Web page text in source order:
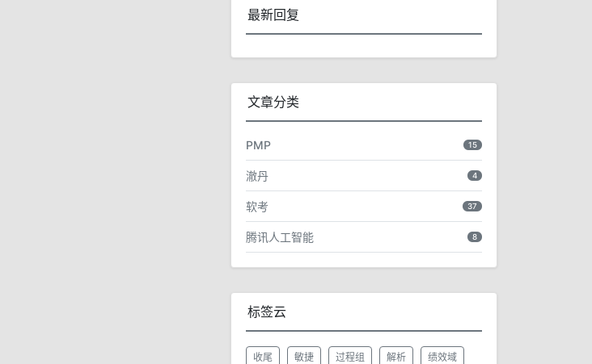
最新回复
文章分类
PMP 15
澈丹 4
软考 37
腾讯人工智能 8
标签云
收尾 敏捷 过程组 解析 绩效域